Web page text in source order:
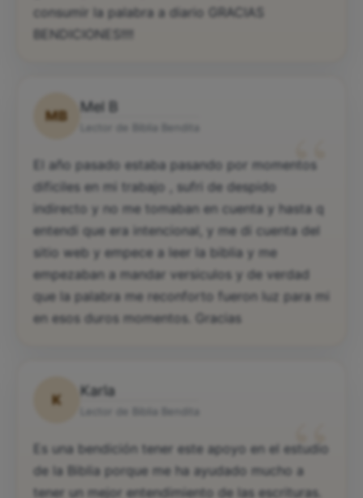
consumir la palabra a diario GRACIAS
BENDICIONES!!!!
MB
Mel B
“
El año pasado estaba pasando por momentos
dificiles en mi trabajo , sufri de despido
indirecto y no me tomaban en cuenta y hasta q
entendi que era intencional, y me di cuenta del
sitio web y empece a leer la biblia y me
empezaban a mandar versiculos y de verdad
que la palabra me reconforto fueron luz para mi
en esos duros momentos. Gracias
K
Karla
“
Es una bendición tener este apoyo en el estudio
de la Biblia porque me ha ayudado mucho a
tener un mejor entendimiento de las escrituras.